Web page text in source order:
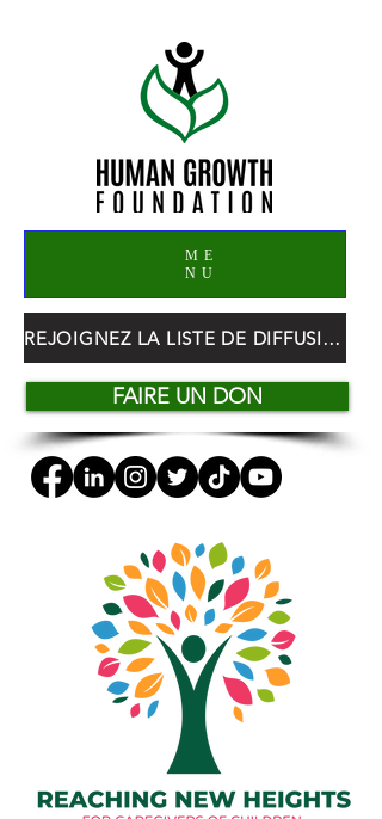
ME
NU
REJOIGNEZ LA LISTE DE DIFFUSION HGF
FAIRE UN DON